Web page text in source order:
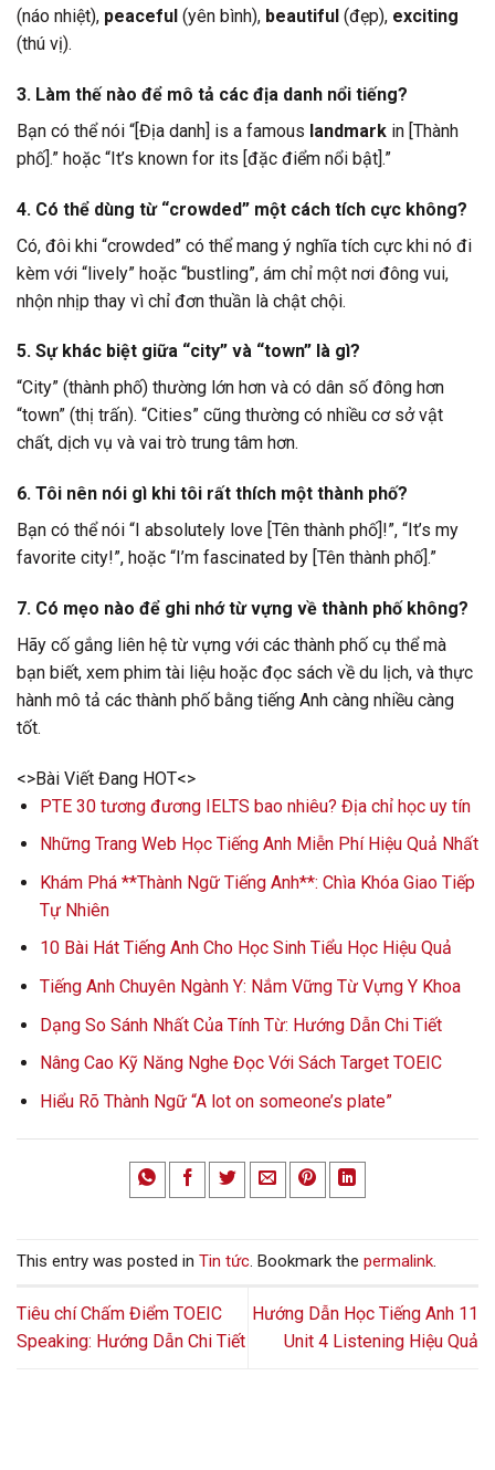
(náo nhiệt), peaceful (yên bình), beautiful (đẹp), exciting
(thú vị).
3. Làm thế nào để mô tả các địa danh nổi tiếng?
Bạn có thể nói “[Địa danh] is a famous landmark in [Thành
phố].” hoặc “It’s known for its [đặc điểm nổi bật].”
4. Có thể dùng từ “crowded” một cách tích cực không?
Có, đôi khi “crowded” có thể mang ý nghĩa tích cực khi nó đi
kèm với “lively” hoặc “bustling”, ám chỉ một nơi đông vui,
nhộn nhịp thay vì chỉ đơn thuần là chật chội.
5. Sự khác biệt giữa “city” và “town” là gì?
“City” (thành phố) thường lớn hơn và có dân số đông hơn
“town” (thị trấn). “Cities” cũng thường có nhiều cơ sở vật
chất, dịch vụ và vai trò trung tâm hơn.
6. Tôi nên nói gì khi tôi rất thích một thành phố?
Bạn có thể nói “I absolutely love [Tên thành phố]!”, “It’s my
favorite city!”, hoặc “I’m fascinated by [Tên thành phố].”
7. Có mẹo nào để ghi nhớ từ vựng về thành phố không?
Hãy cố gắng liên hệ từ vựng với các thành phố cụ thể mà
bạn biết, xem phim tài liệu hoặc đọc sách về du lịch, và thực
hành mô tả các thành phố bằng tiếng Anh càng nhiều càng
tốt.
<>Bài Viết Đang HOT<>
PTE 30 tương đương IELTS bao nhiêu? Địa chỉ học uy tín
Những Trang Web Học Tiếng Anh Miễn Phí Hiệu Quả Nhất
Khám Phá **Thành Ngữ Tiếng Anh**: Chìa Khóa Giao Tiếp
Tự Nhiên
10 Bài Hát Tiếng Anh Cho Học Sinh Tiểu Học Hiệu Quả
Tiếng Anh Chuyên Ngành Y: Nắm Vững Từ Vựng Y Khoa
Dạng So Sánh Nhất Của Tính Từ: Hướng Dẫn Chi Tiết
Nâng Cao Kỹ Năng Nghe Đọc Với Sách Target TOEIC
Hiểu Rõ Thành Ngữ “A lot on someone’s plate”
This entry was posted in Tin tức. Bookmark the permalink.
Tiêu chí Chấm Điểm TOEIC
Speaking: Hướng Dẫn Chi Tiết
Hướng Dẫn Học Tiếng Anh 11
Unit 4 Listening Hiệu Quả